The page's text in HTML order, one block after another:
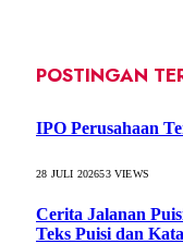
POSTINGAN
IPO Perusahaan
28 JULI 202653VIEWS
Cerita Jalanan
Teks Puisi dan